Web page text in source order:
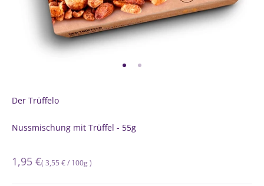
Der Trüffelo
Nussmischung mit Trüffel - 55g
Normaler
1,95 €Grundpreis
( 3,55 €/ pro
100g)